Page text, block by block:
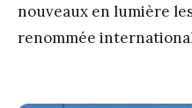
nouveaux en lumière
renommée